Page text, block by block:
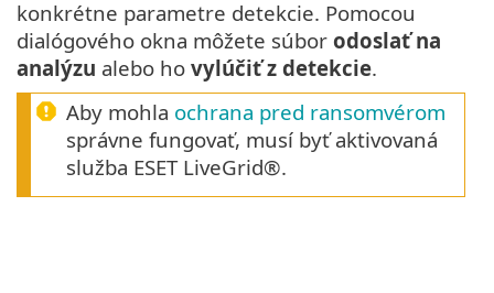
konkrétne parametre detekcie. Pomocou
dialógového okna môžete súbor odoslať na
analýzu alebo ho vylúčiť z detekcie.
Aby mohla ochrana pred ransomvérom
správne fungovať, musí byť aktivovaná
služba ESET LiveGrid®.